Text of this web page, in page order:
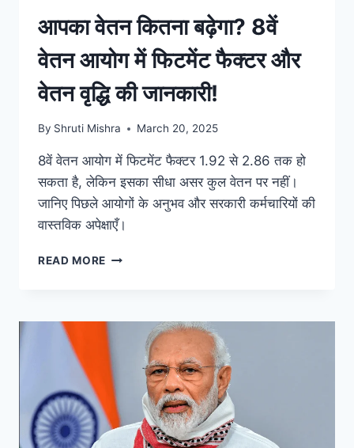
आपका वेतन कितना बढ़ेगा? 8वें
वेतन आयोग में फिटमेंट फैक्टर और
वेतन वृद्धि की जानकारी!
By Shruti Mishra March 20, 2025
8वें वेतन आयोग में फिटमेंट फैक्टर 1.92 से 2.86 तक हो
सकता है, लेकिन इसका सीधा असर कुल वेतन पर नहीं।
जानिए पिछले आयोगों के अनुभव और सरकारी कर्मचारियों की
वास्तविक अपेक्षाएँ।
READ MORE